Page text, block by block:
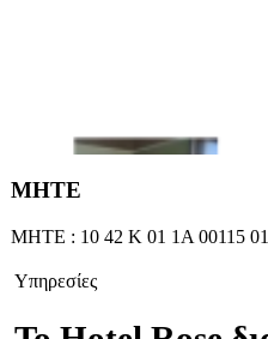
γυμναστήριο και
ΜΗΤΕ
ΜΗΤΕ : 10 42 Κ 01 1Α 00115 01
Υπηρεσίες